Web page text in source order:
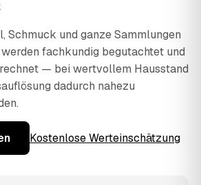
Schmuck und ganze Sammlungen
fachkundig begutachtet und
— bei wertvollem Hausstand
dadurch nahezu
Kostenlose Werteinschätzung